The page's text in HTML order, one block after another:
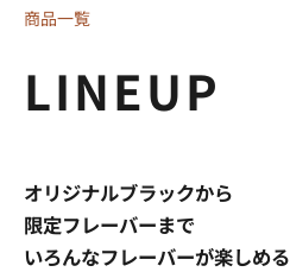
商品一覧
LINEUP
オリジナルブラックから
限定フレーバーまで
いろんなフレーバーが楽しめる
前へ
次へ